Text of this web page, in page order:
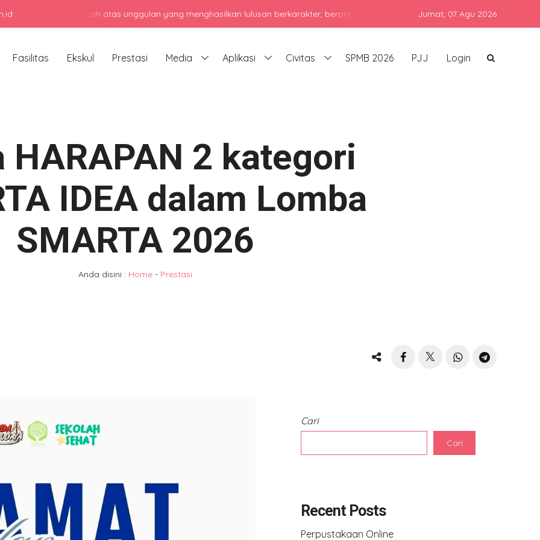
atas unggulan yang menghasilkan lulusan berkarakter, berprestasi, dan siap bersaing di era global dengan tetap
Jumat, 07 Agu 2026
Fasilitas Ekskul Prestasi Media Aplikasi Civitas SPMB 2026 PJJ Login
HARAPAN 2 kategori
IDEA dalam Lomba
SMARTA 2026
Anda disini : Home- Prestasi
Cari
Cari
Recent Posts
Perpustakaan Online